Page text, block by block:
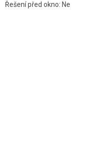
Řešení před okno: Ne